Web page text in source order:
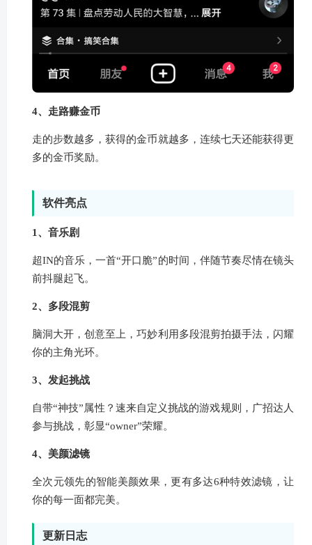
4、走路赚金币
走的步数越多，获得的金币就越多，连续七天还能获得更
多的金币奖励。
软件亮点
1、音乐剧
超IN的音乐，一首“开口脆”的时间，伴随节奏尽情在镜头
前抖腿起飞。
2、多段混剪
脑洞大开，创意至上，巧妙利用多段混剪拍摄手法，闪耀
你的主角光环。
3、发起挑战
自带“神技”属性？速来自定义挑战的游戏规则，广招达人
参与挑战，彰显“owner”荣耀。
4、美颜滤镜
全次元领先的智能美颜效果，更有多达6种特效滤镜，让
你的每一面都完美。
更新日志